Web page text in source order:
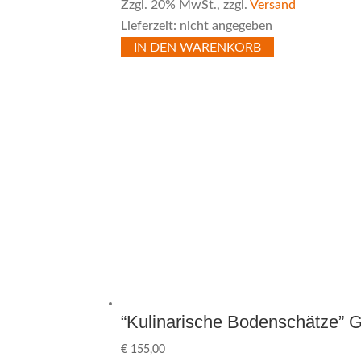
Zzgl. 20% MwSt., zzgl.Versand
Lieferzeit: nicht angegeben
IN DEN WARENKORB
“Kulinarische Bodenschätze”
€ 155,00